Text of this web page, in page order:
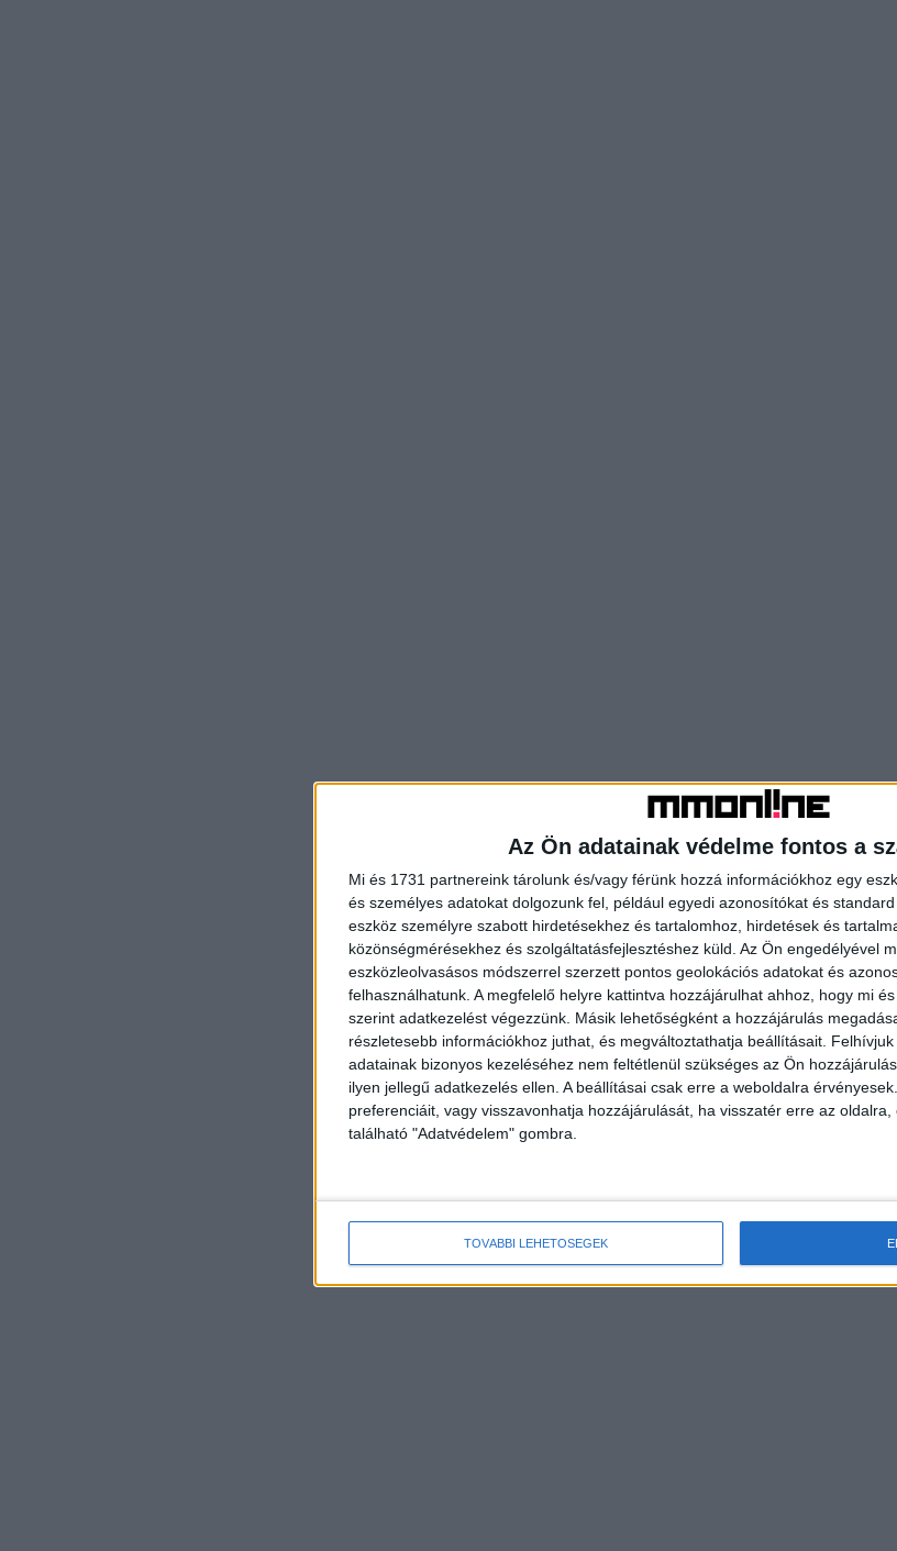
Az Ön adatainak védelme fontos a
Mi és 1731 partnereink tárolunk és/vagy férünk hozzá információkhoz egy
és személyes adatokat dolgozunk fel, például egyedi azonosítókat és
eszköz személyre szabott hirdetésekhez és tartalomhoz, hirdetések és
közönségmérésekhez és szolgáltatásfejlesztéshez küld. Az Ön engedélyével
eszközleolvasásos módszerrel szerzett pontos geolokációs adatokat és
felhasználhatunk. A megfelelő helyre kattintva hozzájárulhat ahhoz, hogy mi
szerint adatkezelést végezzünk. Másik lehetőségként a hozzájárulás
részletesebb információkhoz juthat, és megváltoztathatja beállításait.
adatainak bizonyos kezeléséhez nem feltétlenül szükséges az Ön
ilyen jellegű adatkezelés ellen. A beállításai csak erre a weboldalra
preferenciáit, vagy visszavonhatja hozzájárulását, ha visszatér erre az
található "Adatvédelem" gombra.
TOVÁBBI LEHETŐSÉGEK